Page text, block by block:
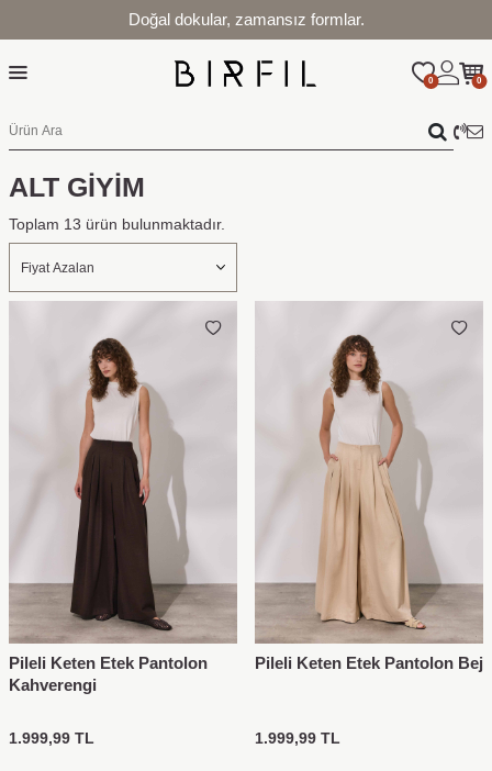
Doğal dokular, zamansız formlar.
0 0
ALT GİYİM
Toplam 13 ürün bulunmaktadır.
Pileli Keten Etek Pantolon
Kahverengi
1.999,99 TL
Pileli Keten Etek Pantolon Bej
1.999,99 TL